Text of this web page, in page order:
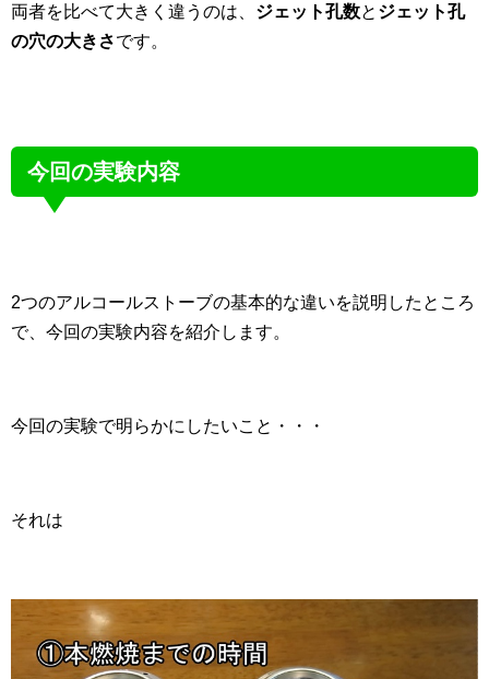
両者を比べて大きく違うのは、 ジェット孔数と ジェット孔
の穴の大きさです。
今回の実験内容
2つのアルコールストーブの基本的な違いを説明したところ
で、今回の実験内容を紹介します。
今回の実験で明らかにしたいこと・・・
それは